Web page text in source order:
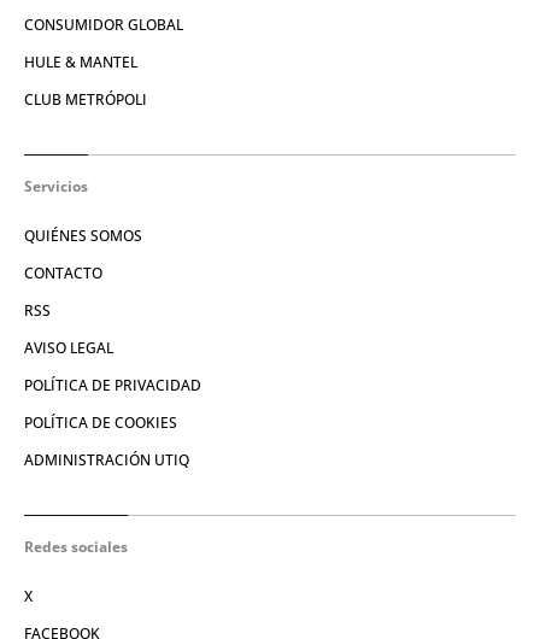
CONSUMIDOR GLOBAL
HULE & MANTEL
CLUB METRÓPOLI
Servicios
QUIÉNES SOMOS
CONTACTO
RSS
AVISO LEGAL
POLÍTICA DE PRIVACIDAD
POLÍTICA DE COOKIES
ADMINISTRACIÓN UTIQ
Redes sociales
X
FACEBOOK